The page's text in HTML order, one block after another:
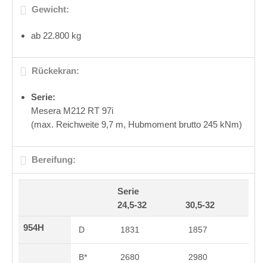
Gewicht:
ab 22.800 kg
Rückekran:
Serie:
Mesera M212 RT 97i
(max. Reichweite 9,7 m, Hubmoment brutto 245 kNm)
Bereifung:
Serie
24,5-32
30,5-32
954H D 1831 1857
B* 2680 2980